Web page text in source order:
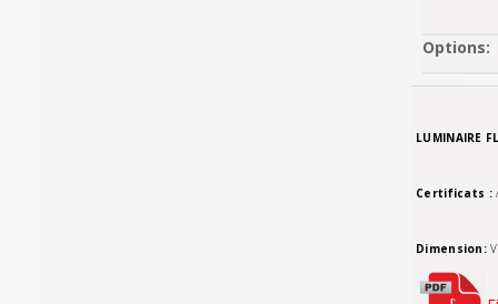
Options:
LUMINAIRE
Certificats :
Dimension: